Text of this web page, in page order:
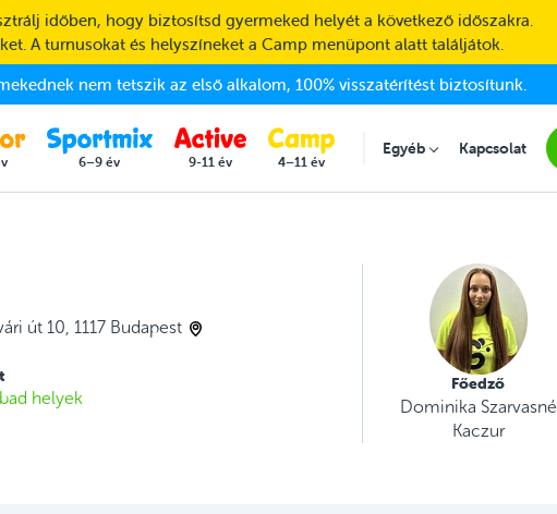
időben, hogy biztosítsd gyermeked helyét a következő időszakra.
A turnusokat és helyszíneket a Camp menüpont alatt találjátok.
nem tetszik az első alkalom, 100% visszatérítést biztosítunk.
6–9 év 9-11 év 4–11 év
EgyébSubmenu for "Egyéb"
Kapcsolat
út 10, 1117 Budapest
helyek
Főedző
Dominika Szarvasné
Kaczur